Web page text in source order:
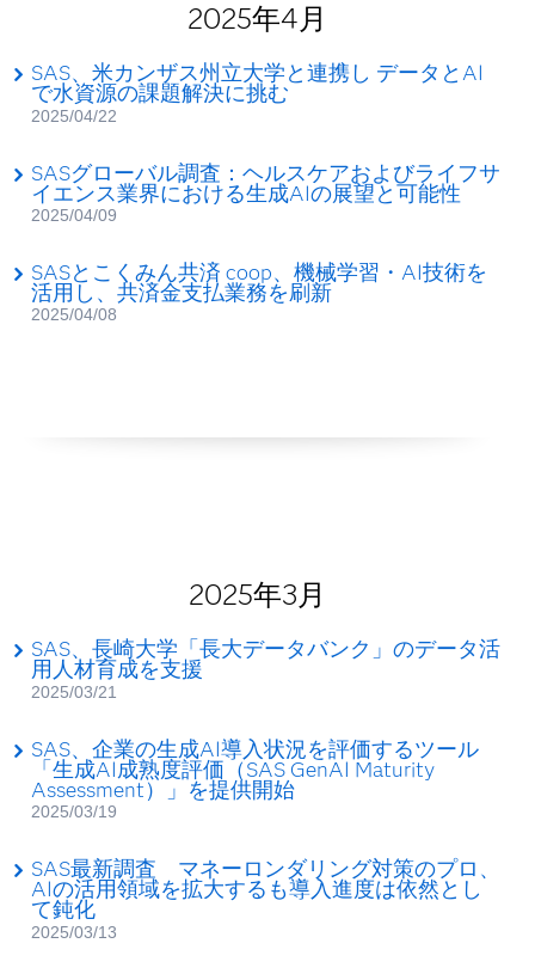
2025年4月
SAS、米カンザス州立大学と連携し データとAI
で水資源の課題解決に挑む
2025/04/22
SASグローバル調査：ヘルスケアおよびライフサ
イエンス業界における生成AIの展望と可能性
2025/04/09
SAS​とこくみん共済 coop​​、​機械学習・AI技術を
活用し、共済金支払業務​​を​​刷新​
2025/04/08
2025年3月
SAS、長崎大学「長大データバンク」のデータ活
用人材育成を支援
2025/03/21
SAS、企業の生成AI導入状況を評価するツール
「生成AI成熟度評価（SAS GenAI Maturity
Assessment）」を提供開始
2025/03/19
SAS最新調査 マネーロンダリング対策のプロ、
AIの活用領域を拡大するも導入進度は依然とし
て鈍化
2025/03/13